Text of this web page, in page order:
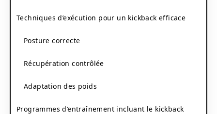
Techniques d’exécution pour un kickback efficace
Posture correcte
Récupération contrôlée
Adaptation des poids
Programmes d’entraînement incluant le kickback